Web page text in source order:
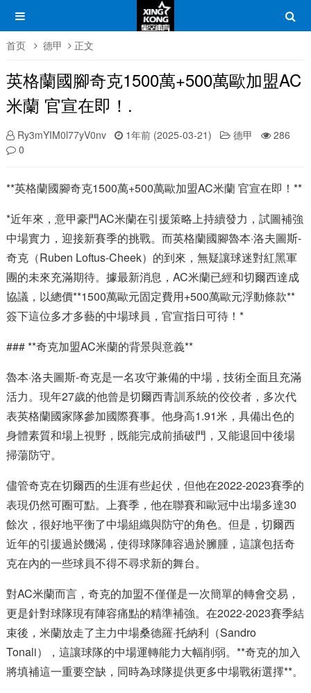
首页 德甲 正文
英格蘭國腳奇克1500萬+500萬歐加盟AC
米蘭 官宣在即！.
Ry3mYIM0l77yV0nv 1年前 (2025-03-21) 德甲
286
0
**英格蘭國腳奇克1500萬+500萬歐加盟AC米蘭 官宣在即！**
*近年來，意甲豪門AC米蘭在引援策略上持續發力，試圖補強
中場實力，迎接新賽季的挑戰。而英格蘭國腳魯本·洛夫圖斯-
奇克（Ruben Loftus-Cheek）的到來，無疑讓球迷對紅黑軍
團的未來充滿期待。據最新消息，AC米蘭已經和切爾西達成
協議，以總價**1500萬歐元固定費用+500萬歐元浮動條款**
簽下這位多才多藝的中場球員，官宣指日可待！*
### **奇克加盟AC米蘭的背景與意義**
魯本·洛夫圖斯-奇克是一名攻守兼備的中場，技術全面且充滿
活力。現年27歲的他曾是切爾西青訓系統的佼佼者，多次代
表英格蘭國家隊參加國際賽事。他身高1.91米，具備出色的
身體素質和場上視野，既能完成前插破門，又能退回中後場
掃蕩防守。
儘管奇克在切爾西的生涯有些起伏，但他在2022-2023賽季的
表現仍然可圈可點。上賽季，他在聯賽和歐冠中出場多達30
餘次，很好地平衡了中場組織與防守的角色。但是，切爾西
近年的引援過於饑渴，使得球隊陣容過於臃腫，這讓包括奇
克在內的一些球員不得不尋求新的舞台。
對AC米蘭而言，奇克的加盟不僅僅是一次簡單的轉會交易，
更是針對球隊現有陣容痛點的精準補強。在2022-2023賽季結
束後，米蘭放走了主力中場桑德羅·托納利（Sandro
Tonali），這讓球隊的中場運轉能力大幅削弱。**奇克的加入
將填補這一重要空缺，同時為球隊提供更多中場戰術選擇**。